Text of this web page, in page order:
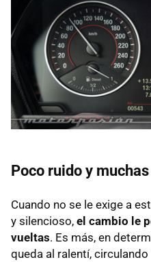
Poco ruido y
Cuando no se le exige a
y silencioso, el cambio le
vueltas. Es más, en
queda al ralentí,